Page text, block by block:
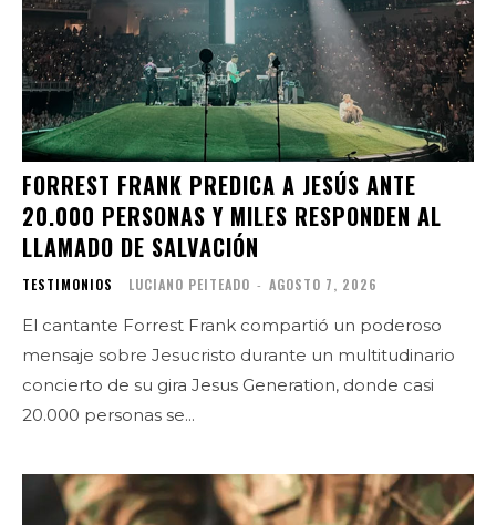
FORREST FRANK PREDICA A JESÚS ANTE
20.000 PERSONAS Y MILES RESPONDEN AL
LLAMADO DE SALVACIÓN
TESTIMONIOS LUCIANO PEITEADO - AGOSTO 7, 2026
El cantante Forrest Frank compartió un poderoso
mensaje sobre Jesucristo durante un multitudinario
concierto de su gira Jesus Generation, donde casi
20.000 personas se...